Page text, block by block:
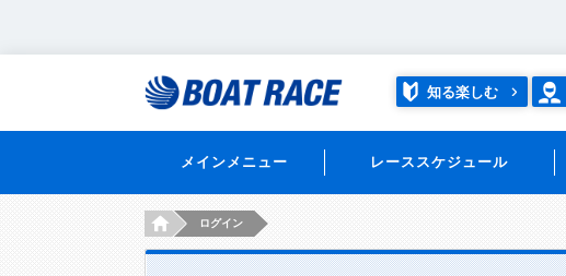
知る楽しむ
メインメニュー レーススケジュール
HOMEログイン